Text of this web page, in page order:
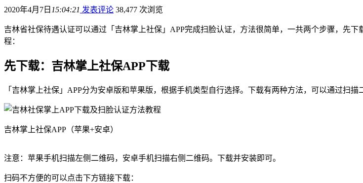
2020年4月7日 15:04:21 发表评论 38,477 次浏览
吉林省社保待遇认证可以通过「吉林掌上社保」APP完成扫脸认证，方法很简单，一共两个步骤，先
程：
先下载：吉林掌上社保APP下载
「吉林掌上社保」APP分为安卓版和苹果版，根据手机类型自行选择。下载有两种方法，可以通过扫描
吉林掌上社保APP（苹果+安卓）
注意：苹果手机扫描左侧二维码，安卓手机扫描右侧二维码。下载并安装即可。
扫码不方便的可以点击下方链接下载：